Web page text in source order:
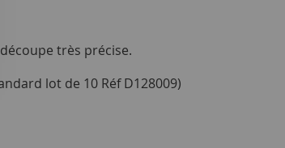
très précise.
lot de 10 Réf D128009)